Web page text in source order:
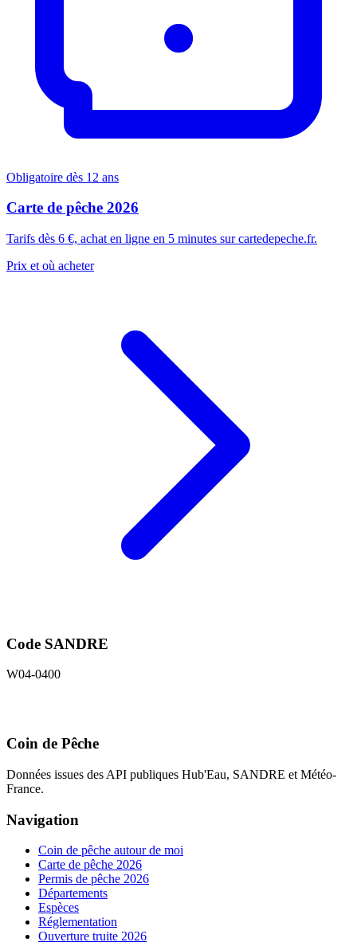
Obligatoire dès 12 ans
Carte de pêche 2026
Tarifs dès 6 €, achat en ligne en 5 minutes sur cartedepeche.fr.
Prix et où acheter
Code SANDRE
W04-0400
Coin de Pêche
Données issues des API publiques Hub'Eau, SANDRE et Météo-
France.
Navigation
Coin de pêche autour de moi
Carte de pêche 2026
Permis de pêche 2026
Départements
Espèces
Réglementation
Ouverture truite 2026